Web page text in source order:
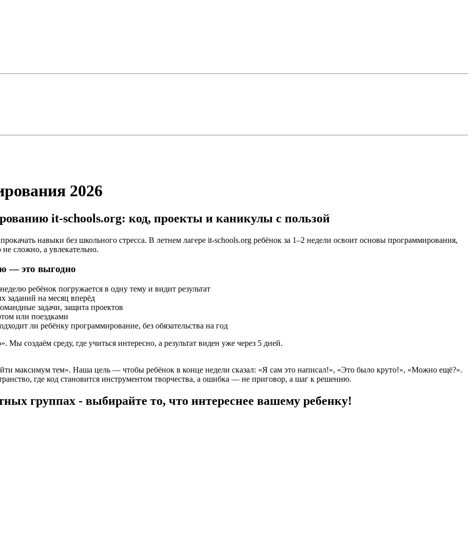
2026
it-schools.org: код, проекты и каникулы с пользой
навыки без школьного стресса. В летнем лагере it-schools.org ребёнок за 1–2 недели освоит основы программирования,
сложно, а увлекательно.
— это выгодно
ребёнок погружается в одну тему и видит результат
заданий на месяц вперёд
задачи, защита проектов
или поездками
ли ребёнку программирование, без обязательства на год
создаём среду, где учиться интересно, а результат виден уже через 5 дней.
максимум тем». Наша цель — чтобы ребёнок в конце недели сказал: «Я сам это написал!», «Это было круто!», «Можно ещё?».
где код становится инструментом творчества, а ошибка — не приговор, а шаг к решению.
группах - выбирайте то, что интереснее вашему ребенку!